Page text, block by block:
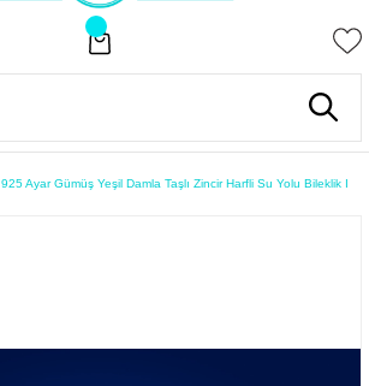
925 Ayar Gümüş Yeşil Damla Taşlı Zincir Harfli Su Yolu Bileklik I